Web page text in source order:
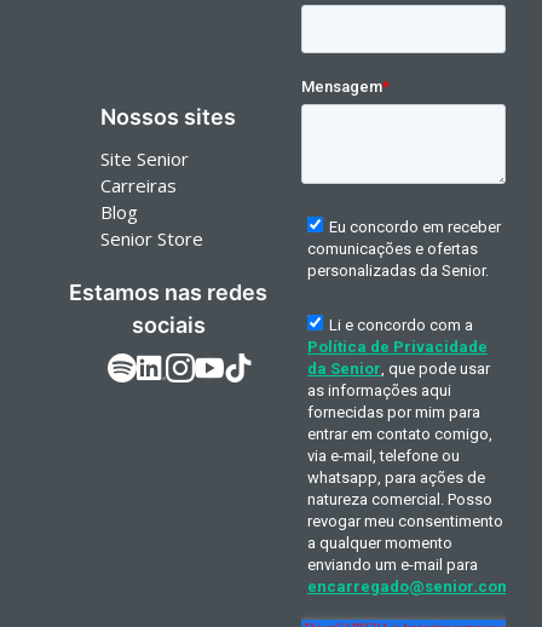
Nossos sites
Site Senior
Carreiras
Blog
Senior Store
Estamos nas redes
sociais